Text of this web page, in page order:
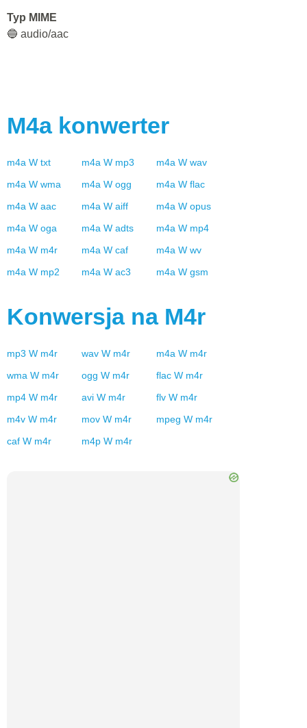
Typ MIME
🔵 audio/aac
M4a konwerter
m4a W txt m4a W mp3 m4a W wav
m4a W wma m4a W ogg m4a W flac
m4a W aac m4a W aiff m4a W opus
m4a W oga m4a W adts m4a W mp4
m4a W m4r m4a W caf m4a W wv
m4a W mp2 m4a W ac3 m4a W gsm
Konwersja na M4r
mp3 W m4r wav W m4r m4a W m4r
wma W m4r ogg W m4r flac W m4r
mp4 W m4r avi W m4r flv W m4r
m4v W m4r mov W m4r mpeg W m4r
caf W m4r m4p W m4r